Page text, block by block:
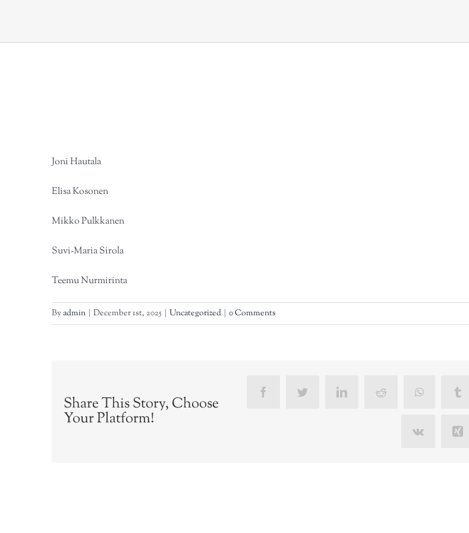
Joni Hautala
Elisa Kosonen
Mikko Pulkkanen
Suvi-Maria Sirola
Teemu Nurmirinta
Byadmin | December 1st, 2025 | Uncategorized | 0 Comments
Share This Story, Choose
Your Platform!
Facebook Twitter LinkedInReddit WhatsApp
Vk